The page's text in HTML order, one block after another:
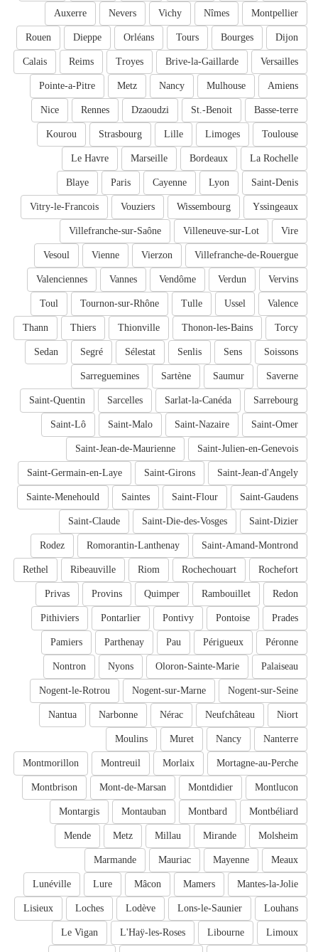
Montpellier
Nîmes
Vichy
Nevers
Auxerre
Dijon
Bourges
Tours
Orléans
Dieppe
Rouen
Versailles
Brive-la-Gaillarde
Troyes
Reims
Calais
Amiens
Mulhouse
Nancy
Metz
Pointe-a-Pitre
Basse-terre
St.-Benoit
Dzaoudzi
Rennes
Nice
Toulouse
Limoges
Lille
Strasbourg
Kourou
La Rochelle
Bordeaux
Marseille
Le Havre
Saint-Denis
Lyon
Cayenne
Paris
Blaye
Yssingeaux
Wissembourg
Vouziers
Vitry-le-Francois
Vire
Villeneuve-sur-Lot
Villefranche-sur-Saône
Villefranche-de-Rouergue
Vierzon
Vienne
Vesoul
Vervins
Verdun
Vendôme
Vannes
Valenciennes
Valence
Ussel
Tulle
Tournon-sur-Rhône
Toul
Torcy
Thonon-les-Bains
Thionville
Thiers
Thann
Soissons
Sens
Senlis
Sélestat
Segré
Sedan
Saverne
Saumur
Sartène
Sarreguemines
Sarrebourg
Sarlat-la-Canéda
Sarcelles
Saint-Quentin
Saint-Omer
Saint-Nazaire
Saint-Malo
Saint-Lô
Saint-Julien-en-Genevois
Saint-Jean-de-Maurienne
Saint-Jean-d'Angely
Saint-Girons
Saint-Germain-en-Laye
Saint-Gaudens
Saint-Flour
Saintes
Sainte-Menehould
Saint-Dizier
Saint-Die-des-Vosges
Saint-Claude
Saint-Amand-Montrond
Romorantin-Lanthenay
Rodez
Rochefort
Rochechouart
Riom
Ribeauville
Rethel
Redon
Rambouillet
Quimper
Provins
Privas
Prades
Pontoise
Pontivy
Pontarlier
Pithiviers
Péronne
Périgueux
Pau
Parthenay
Pamiers
Palaiseau
Oloron-Sainte-Marie
Nyons
Nontron
Nogent-sur-Seine
Nogent-sur-Marne
Nogent-le-Rotrou
Niort
Neufchâteau
Nérac
Narbonne
Nantua
Nanterre
Nancy
Muret
Moulins
Mortagne-au-Perche
Morlaix
Montreuil
Montmorillon
Montlucon
Montdidier
Mont-de-Marsan
Montbrison
Montbéliard
Montbard
Montauban
Montargis
Molsheim
Mirande
Millau
Metz
Mende
Meaux
Mayenne
Mauriac
Marmande
Mantes-la-Jolie
Mamers
Mâcon
Lure
Lunéville
Louhans
Lons-le-Saunier
Lodève
Loches
Lisieux
Limoux
Libourne
L'Haÿ-les-Roses
Le Vigan